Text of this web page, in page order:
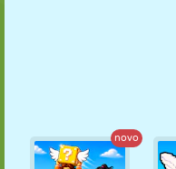
novo